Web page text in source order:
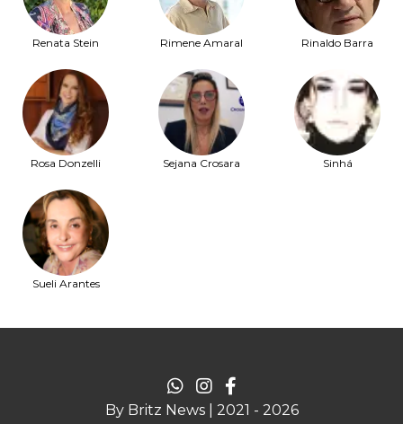
Renata Stein Rimene Amaral Rinaldo Barra
Rosa Donzelli Sejana Crosara Sinhá
Sueli Arantes
By Britz News | 2021 - 2026